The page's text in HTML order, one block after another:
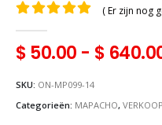
( Er zijn nog
$50.00 - $
SKU: ON-MP099-14
Categorieën: MAPACHO,